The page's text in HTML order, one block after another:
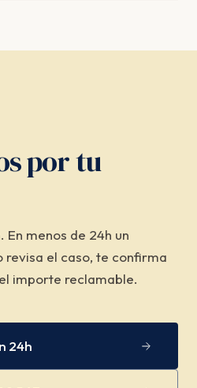
por tu
En menos de 24h un
revisa el caso, te confirma
importe reclamable.
24h